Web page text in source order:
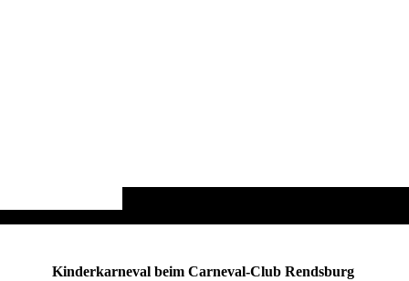
Kinderkarneval beim Carneval-Club Rendsburg